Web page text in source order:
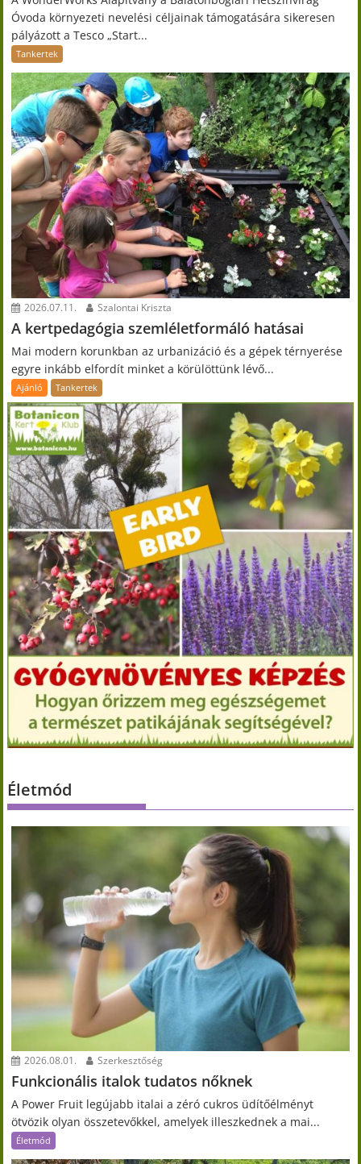
Óvoda környezeti nevelési céljainak támogatására sikeresen
pályázott a Tesco „Start...
Tankertek
2026.07.11. Szalontai Kriszta
A kertpedagógia szemléletformáló hatásai
Mai modern korunkban az urbanizáció és a gépek térnyerése
egyre inkább elfordít minket a körülöttünk lévő...
Ajánló Tankertek
Életmód
2026.08.01. Szerkesztőség
Funkcionális italok tudatos nőknek
A Power Fruit legújabb italai a zéró cukros üdítőélményt
ötvözik olyan összetevőkkel, amelyek illeszkednek a mai...
Életmód